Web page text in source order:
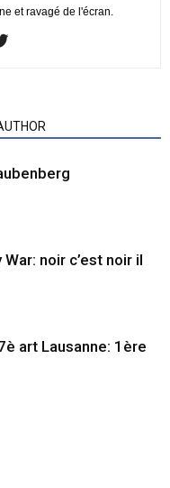
et ravagé de l'écran.
noir c’est noir il
art Lausanne: 1ère